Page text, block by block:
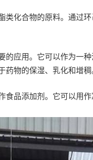
类化合物的原料。通过
的应用。它可以作为一
药物的保湿、乳化和增稠
食品添加剂。它可以用